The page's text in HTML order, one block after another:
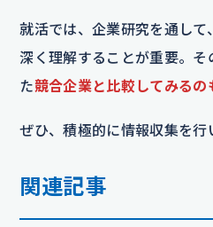
就活では、企業研究を通して
深く理解することが重要。
た競合企業と比較してみるの
ぜひ、積極的に情報収集を行
関連記事